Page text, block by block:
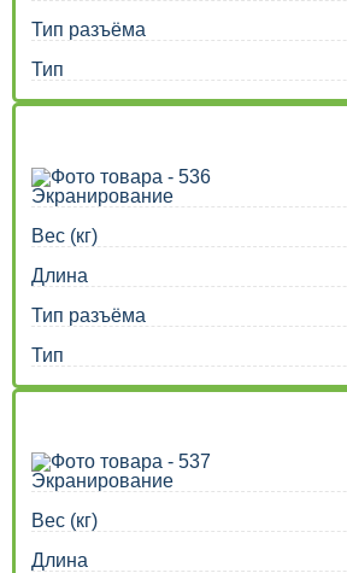
Тип разъёма
Тип
Экранирование
Вес (кг)
Длина
Тип разъёма
Тип
Экранирование
Вес (кг)
Длина